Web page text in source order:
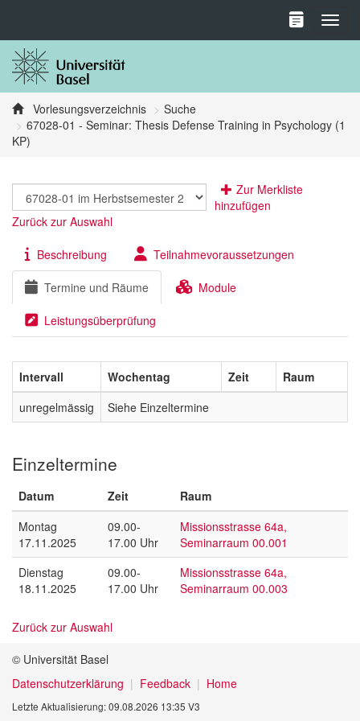
Vorlesungsverzeichnis
Suche
67028-01 - Seminar: Thesis Defense Training in Psychology (1
KP)
Zur Merkliste
hinzufügen
Zurück zur Auswahl
Beschreibung Teilnahmevoraussetzungen
Termine und Räume Module
Leistungsüberprüfung
Intervall Wochentag Zeit
Raum
unregelmässig
Siehe Einzeltermine
Einzeltermine
Datum Zeit
Raum
Montag
17.11.2025
09.00-
17.00 Uhr
Missionsstrasse 64a,
Seminarraum 00.001
Dienstag
18.11.2025
09.00-
17.00 Uhr
Missionsstrasse 64a,
Seminarraum 00.003
Zurück zur Auswahl
© Universität Basel
Datenschutzerklärung
Feedback Home
Letzte Aktualisierung: 09.08.2026 13:35 V3